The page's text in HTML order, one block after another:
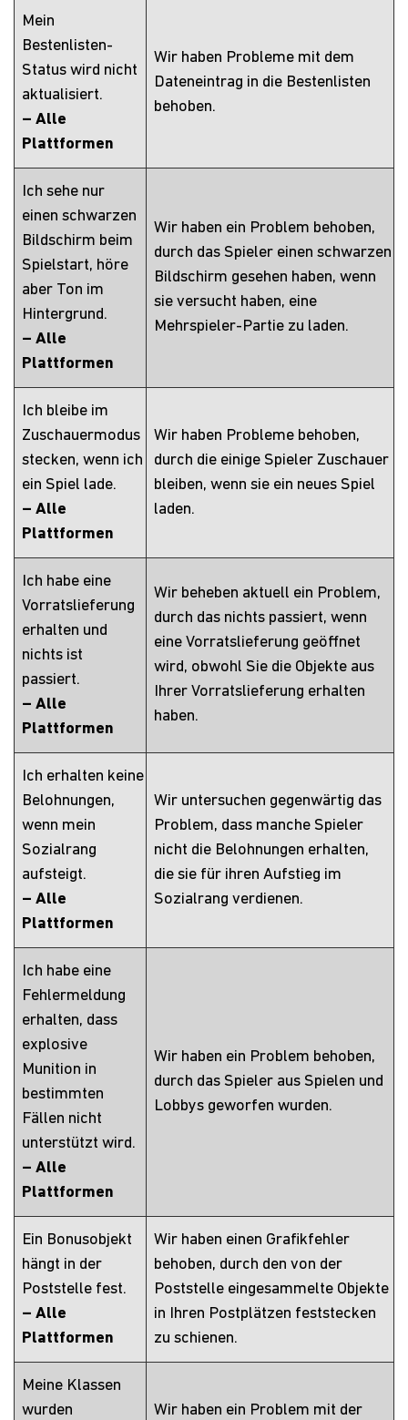
Mein
Bestenlisten-
Status wird nicht
aktualisiert.
– Alle
Plattformen
Wir haben Probleme mit dem
Dateneintrag in die Bestenlisten
behoben.
Ich sehe nur
einen schwarzen
Bildschirm beim
Spielstart, höre
aber Ton im
Hintergrund.
– Alle
Plattformen
Wir haben ein Problem behoben,
durch das Spieler einen schwarzen
Bildschirm gesehen haben, wenn
sie versucht haben, eine
Mehrspieler-Partie zu laden.
Ich bleibe im
Zuschauermodus
stecken, wenn ich
ein Spiel lade.
– Alle
Plattformen
Wir haben Probleme behoben,
durch die einige Spieler Zuschauer
bleiben, wenn sie ein neues Spiel
laden.
Ich habe eine
Vorratslieferung
erhalten und
nichts ist
passiert.
– Alle
Plattformen
Wir beheben aktuell ein Problem,
durch das nichts passiert, wenn
eine Vorratslieferung geöffnet
wird, obwohl Sie die Objekte aus
Ihrer Vorratslieferung erhalten
haben.
Ich erhalten keine
Belohnungen,
wenn mein
Sozialrang
aufsteigt.
– Alle
Plattformen
Wir untersuchen gegenwärtig das
Problem, dass manche Spieler
nicht die Belohnungen erhalten,
die sie für ihren Aufstieg im
Sozialrang verdienen.
Ich habe eine
Fehlermeldung
erhalten, dass
explosive
Munition in
bestimmten
Fällen nicht
unterstützt wird.
– Alle
Plattformen
Wir haben ein Problem behoben,
durch das Spieler aus Spielen und
Lobbys geworfen wurden.
Ein Bonusobjekt
hängt in der
Poststelle fest.
– Alle
Plattformen
Wir haben einen Grafikfehler
behoben, durch den von der
Poststelle eingesammelte Objekte
in Ihren Postplätzen feststecken
zu schienen.
Meine Klassen
wurden
Wir haben ein Problem mit der